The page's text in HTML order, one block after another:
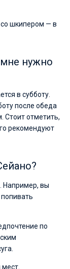
со шкипером — в
мне нужно
в субботу.
после обеда
Стоит отметить,
рекомендуют
Например, вы
по